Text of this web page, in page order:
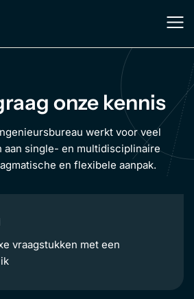
onze kennis
werkt voor veel
single- en multidisciplinaire
en flexibele aanpak.
vraagstukken met een